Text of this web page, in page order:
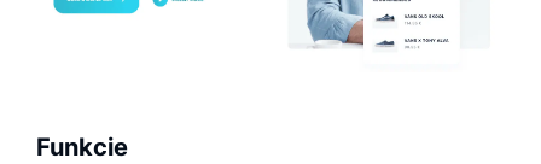
Funkcie